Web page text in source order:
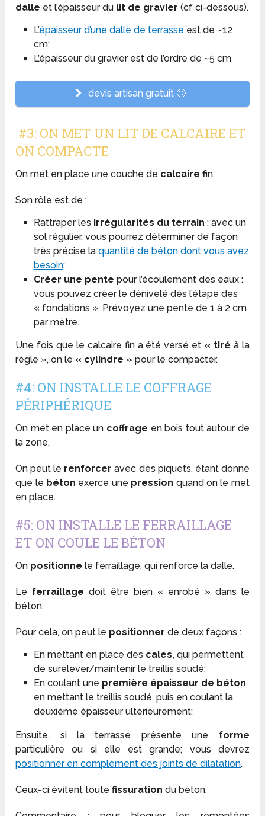
dalle et l’épaisseur du lit de gravier (cf ci-dessous).
L’épaisseur d’une dalle de terrasse est de ~12
cm;
L’épaisseur du gravier est de l’ordre de ~5 cm
devis artisan gratuit 🙂
#3: ON MET UN LIT DE CALCAIRE ET
ON COMPACTE
On met en place une couche de calcaire fin.
Son rôle est de :
Rattraper les irrégularités du terrain : avec un
sol régulier, vous pourrez déterminer de façon
très précise la quantité de béton dont vous avez
besoin;
Créer une pente pour l’écoulement des eaux :
vous pouvez créer le dénivelé dès l’étape des
« fondations ». Prévoyez une pente de 1 à 2 cm
par mètre.
Une fois que le calcaire fin a été versé et « tiré à la
règle », on le « cylindre » pour le compacter.
#4: ON INSTALLE LE COFFRAGE
PÉRIPHÉRIQUE
On met en place un coffrage en bois tout autour de
la zone.
On peut le renforcer avec des piquets, étant donné
que le béton exerce une pression quand on le met
en place.
#5: ON INSTALLE LE FERRAILLAGE
ET ON COULE LE BÉTON
On positionne le ferraillage, qui renforce la dalle.
Le ferraillage doit être bien « enrobé » dans le
béton.
Pour cela, on peut le positionner de deux façons :
En mettant en place des cales,qui permettent
de surélever/maintenir le treillis soudé;
En coulant une première épaisseur de béton,
en mettant le treillis soudé, puis en coulant la
deuxième épaisseur ultérieurement;
Ensuite, si la terrasse présente une forme
particulière ou si elle est grande; vous devrez
positionner en complément des joints de dilatation.
Ceux-ci évitent toutefissuration du béton.